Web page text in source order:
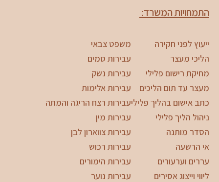
התמחויות המשרד:
ייעוץ לפני חקירה
הליכי מעצר
מחיקת רישום פלילי
מעצר עד תום הליכים
כתב אישום בהליך פלילי
ניהול הליך פלילי
הסדר מותנה
אי הרשעה
עררים וערעורים
ליווי וייצוג אסירים
משפט צבאי
עבירות סמים
עבירות נשק
עבירות אלימות
עבירות רצח הריגה והמתה
עבירות מין
עבירות צווארון לבן
עבירות רכוש
עבירות הימורים
עבירות נוער